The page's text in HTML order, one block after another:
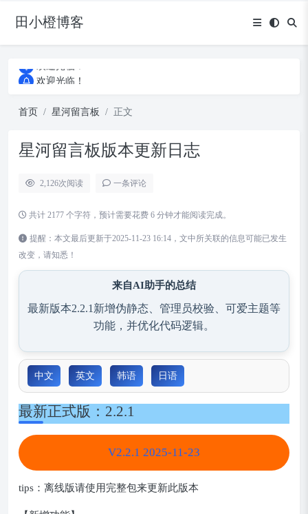
田小橙博客
欢迎光临！
欢迎光临！
首页 星河留言板 正文
星河留言板版本更新日志
2,126次阅读 一条评论
共计 2177 个字符，预计需要花费 6 分钟才能阅读完成。
提醒：本文最后更新于2025-11-23 16:14，文中所关联的信息可能已发生
改变，请知悉！
来自AI助手的总结
最新版本2.2.1新增伪静态、管理员校验、可爱主题等
功能，并优化代码逻辑。
中文 英文 韩语 日语
最新正式版：2.2.1
V2.2.1 2025-11-23
tips：离线版请使用完整包来更新此版本